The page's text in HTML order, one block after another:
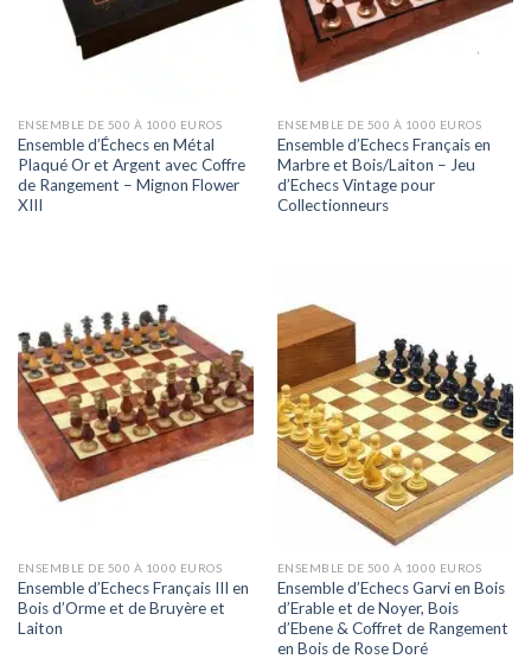
ENSEMBLE DE 500 À 1000 EUROS
Ensemble d’Échecs en Métal
Plaqué Or et Argent avec Coffre
de Rangement – Mignon Flower
XIII
ENSEMBLE DE 500 À 1000 EUROS
Ensemble d’Echecs Français en
Marbre et Bois/Laiton – Jeu
d’Echecs Vintage pour
Collectionneurs
ENSEMBLE DE 500 À 1000 EUROS
Ensemble d’Echecs Français III en
Bois d’Orme et de Bruyère et
Laiton
ENSEMBLE DE 500 À 1000 EUROS
Ensemble d’Echecs Garvi en Bois
d’Erable et de Noyer, Bois
d’Ebene & Coffret de Rangement
en Bois de Rose Doré